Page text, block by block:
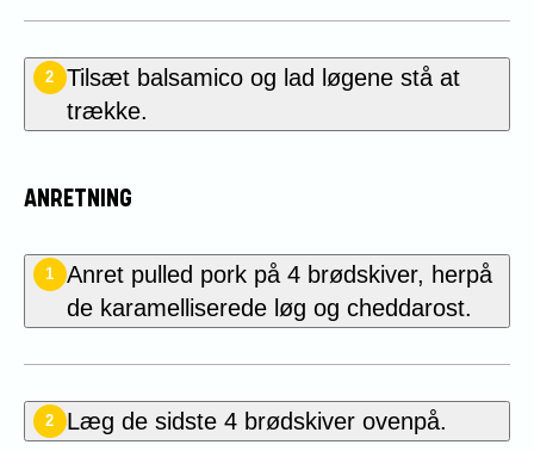
2
Tilsæt balsamico og lad løgene stå at
trække.
ANRETNING
1
Anret pulled pork på 4 brødskiver, herpå
de karamelliserede løg og cheddarost.
2 Læg de sidste 4 brødskiver ovenpå.